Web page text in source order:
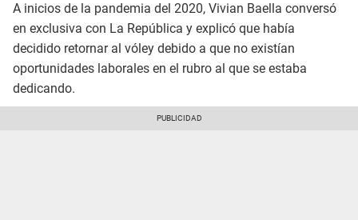
A inicios de la pandemia del 2020, Vivian Baella conversó
en exclusiva con La República y explicó que había
decidido retornar al vóley debido a que no existían
oportunidades laborales en el rubro al que se estaba
dedicando.